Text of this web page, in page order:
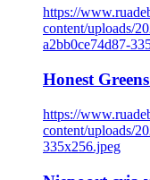
https://
content/uploads/
a2bb0ce74d87-
Honest
https://
content/uploads/
335x256.jpeg